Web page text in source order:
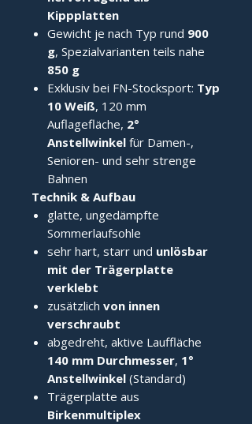
Kippplatten
Gewicht je nach Typ rund 900
g, Spezialvarianten teils nahe
850 g
Exklusiv bei FN-Stocksport: Typ
10 Weiß, 120 mm
Auflagefläche, 2°
Anstellwinkel für Damen-,
Senioren- und sehr strenge
Bahnen
Technik & Aufbau
glatte, ungedämpfte
Sommerlaufsohle
sehr hart, starr und unlösbar
mit der Trägerplatte
verklebt
zusätzlich von innen
verschraubt
abgedreht, aktive Lauffläche
140 mm Durchmesser, 1°
Anstellwinkel (Standard)
Trägerplatte aus
Birkenmultiplex